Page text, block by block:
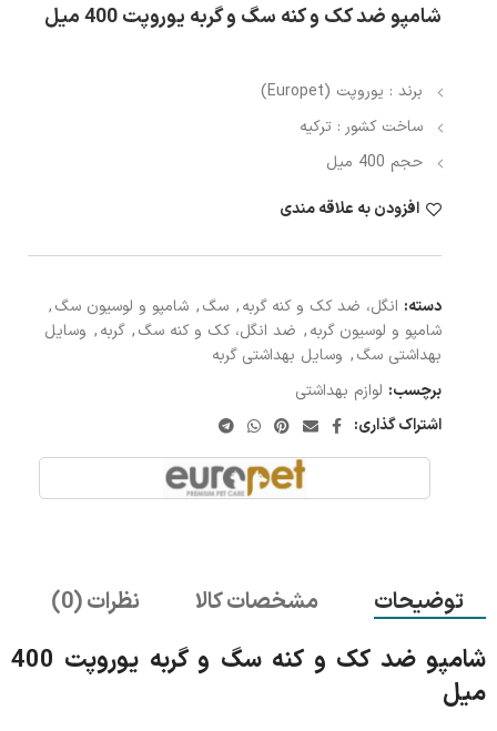
شامپو ضد کک و کنه سگ و گربه یوروپت 400 میل
برند : یوروپت (Europet)
ساخت کشور : ترکیه
حجم 400 میل
افزودن به علاقه مندی
دسته: انگل، ضد کک و کنه گربه, سگ, شامپو و لوسیون سگ,
شامپو و لوسیون گربه, ضد انگل، کک و کنه سگ, گربه, وسایل
بهداشتی سگ, وسایل بهداشتی گربه
برچسب: لوازم بهداشتی
اشتراک گذاری:
توضیحات مشخصات کالا نظرات (0)
شامپو ضد کک و کنه سگ و گربه یوروپت 400
میل